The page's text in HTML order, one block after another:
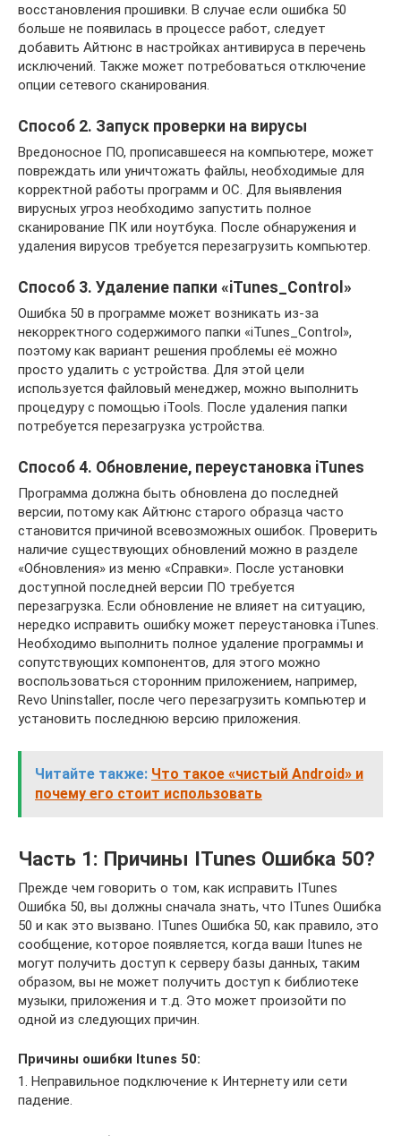
восстановления прошивки. В случае если ошибка 50
больше не появилась в процессе работ, следует
добавить Айтюнс в настройках антивируса в перечень
исключений. Также может потребоваться отключение
опции сетевого сканирования.
Способ 2. Запуск проверки на вирусы
Вредоносное ПО, прописавшееся на компьютере, может
повреждать или уничтожать файлы, необходимые для
корректной работы программ и ОС. Для выявления
вирусных угроз необходимо запустить полное
сканирование ПК или ноутбука. После обнаружения и
удаления вирусов требуется перезагрузить компьютер.
Способ 3. Удаление папки «iTunes_Control»
Ошибка 50 в программе может возникать из-за
некорректного содержимого папки «iTunes_Control»,
поэтому как вариант решения проблемы её можно
просто удалить с устройства. Для этой цели
используется файловый менеджер, можно выполнить
процедуру с помощью iTools. После удаления папки
потребуется перезагрузка устройства.
Способ 4. Обновление, переустановка iTunes
Программа должна быть обновлена до последней
версии, потому как Айтюнс старого образца часто
становится причиной всевозможных ошибок. Проверить
наличие существующих обновлений можно в разделе
«Обновления» из меню «Справки». После установки
доступной последней версии ПО требуется
перезагрузка. Если обновление не влияет на ситуацию,
нередко исправить ошибку может переустановка iTunes.
Необходимо выполнить полное удаление программы и
сопутствующих компонентов, для этого можно
воспользоваться сторонним приложением, например,
Revo Uninstaller, после чего перезагрузить компьютер и
установить последнюю версию приложения.
Читайте также: Что такое «чистый Android» и
почему его стоит использовать
Часть 1: Причины ITunes Ошибка 50?
Прежде чем говорить о том, как исправить ITunes
Ошибка 50, вы должны сначала знать, что ITunes Ошибка
50 и как это вызвано. ITunes Ошибка 50, как правило, это
сообщение, которое появляется, когда ваши Itunes не
могут получить доступ к серверу базы данных, таким
образом, вы не может получить доступ к библиотеке
музыки, приложения и т.д. Это может произойти по
одной из следующих причин.
Причины ошибки Itunes 50:
1. Неправильное подключение к Интернету или сети
падение.